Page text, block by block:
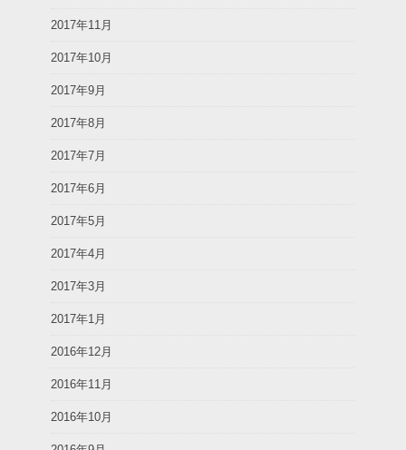
2017年11月
2017年10月
2017年9月
2017年8月
2017年7月
2017年6月
2017年5月
2017年4月
2017年3月
2017年1月
2016年12月
2016年11月
2016年10月